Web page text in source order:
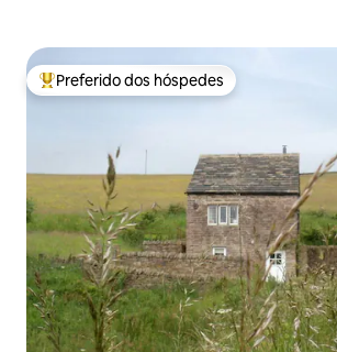
Entre os melhores preferidos dos hóspedes
Preferido dos hóspedes